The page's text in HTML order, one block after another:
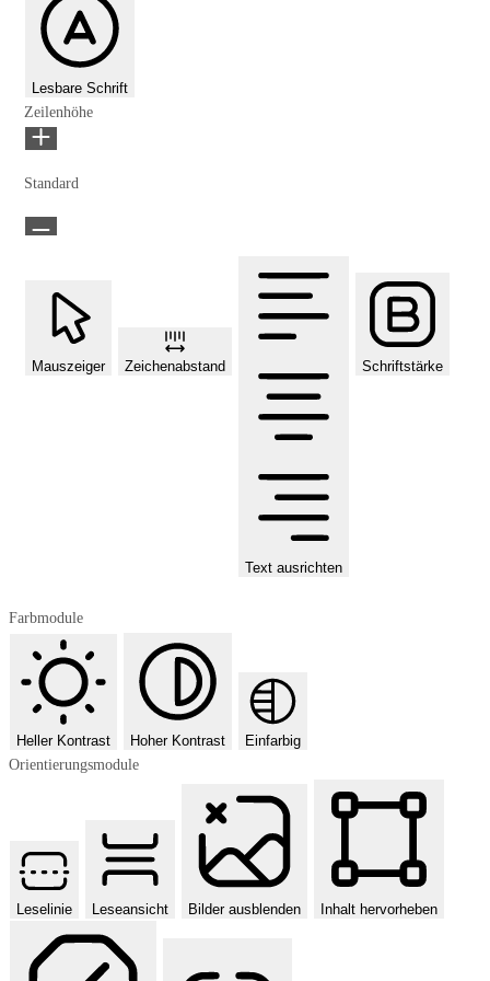
Lesbare Schrift
Zeilenhöhe
Standard
Mauszeiger Zeichenabstand
Text ausrichten
Schriftstärke
Farbmodule
Heller Kontrast Hoher Kontrast
Einfarbig
Orientierungsmodule
Leselinie Leseansicht Bilder ausblenden Inhalt hervorheben